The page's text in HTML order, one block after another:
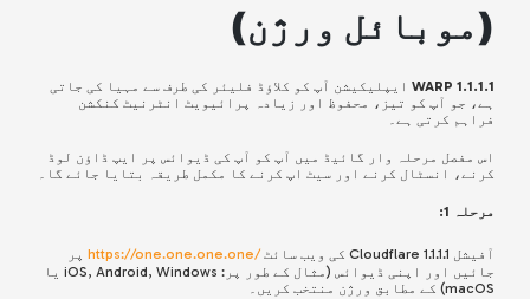
(موبائل ورژن)
1.1.1.1 WARP
ایپلیکیشن آپ کو کلاؤڈ فلیئر کی طرف سے مہیا کی جاتی
ہے، جو آپ کو تیز، محفوظ اور زیادہ پرائیویٹ انٹرنیٹ کنکشن
فراہم کرتی ہے۔
اس مفصل مرحلہ وار گائیڈ میں آپ کو آپ کی ڈیوائس پر ایپ ڈاؤن لوڈ
کرنے، انسٹال کرنے اور سیٹ اپ کرنے کا مکمل طریقہ بتایا جائے گا۔
مرحلہ 1:
آفیشل Cloudflare 1.1.1.1 کی ویب سائٹ /https://one.one.one.one
پر
جائیں اور اپنی ڈیوائس (مثال کے طور پر: iOS, Android, Windows یا
macOS) کے مطابق ورژن منتخب کریں۔